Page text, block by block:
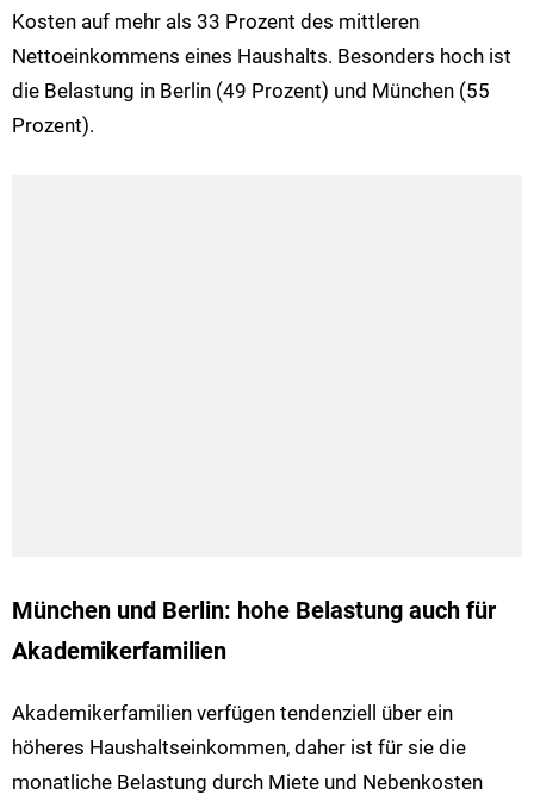
Kosten auf mehr als 33 Prozent des mittleren
Nettoeinkommens eines Haushalts. Besonders hoch ist
die Belastung in Berlin (49 Prozent) und München (55
Prozent).
München und Berlin: hohe Belastung auch für
Akademikerfamilien
Akademikerfamilien verfügen tendenziell über ein
höheres Haushaltseinkommen, daher ist für sie die
monatliche Belastung durch Miete und Nebenkosten